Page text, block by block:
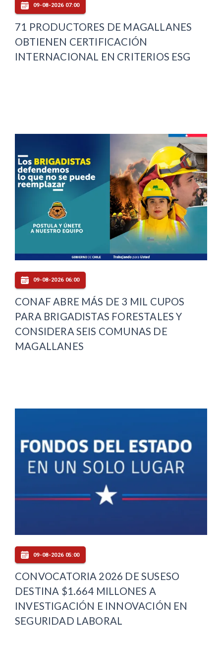
09-08-2026 07:00
71 PRODUCTORES DE MAGALLANES
OBTIENEN CERTIFICACIÓN
INTERNACIONAL EN CRITERIOS ESG
09-08-2026 06:00
CONAF ABRE MÁS DE 3 MIL CUPOS
PARA BRIGADISTAS FORESTALES Y
CONSIDERA SEIS COMUNAS DE
MAGALLANES
09-08-2026 05:00
CONVOCATORIA 2026 DE SUSESO
DESTINA $1.664 MILLONES A
INVESTIGACIÓN E INNOVACIÓN EN
SEGURIDAD LABORAL